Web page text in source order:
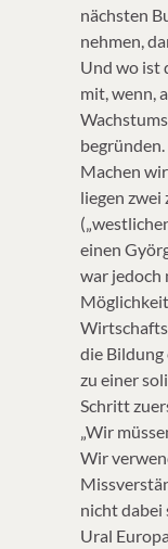
nächsten
nehmen,
Und wo ist
mit, wenn,
begründen.
Machen
liegen zwei
einen
war jedoch
die Bildung
zu einer
Schritt
„Wir
Wir
nicht dabei
Ural